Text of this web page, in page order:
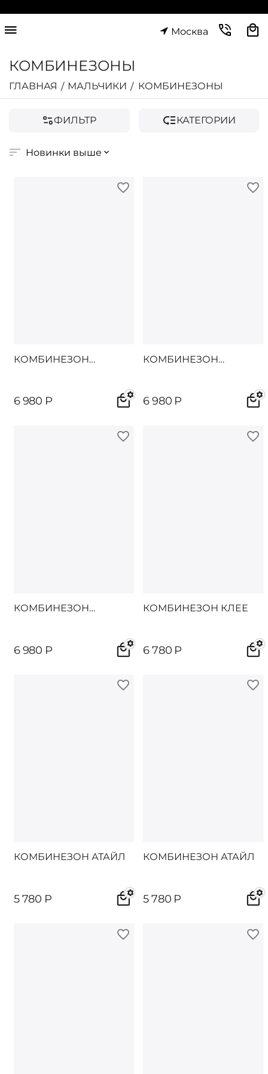
Москва
КОМБИНЕЗОНЫ
ГЛАВНАЯ / МАЛЬЧИКИ / КОМБИНЕЗОНЫ
ФИЛЬТР КАТЕГОРИИ
Новинки выше
КОМБИНЕЗОН
6 980 Р
КОМБИНЕЗОН
6 980 Р
КОМБИНЕЗОН
6 980 Р
КОМБИНЕЗОН КЛЕЕ
6 780 Р
КОМБИНЕЗОН АТАЙЛ
5 780 Р
КОМБИНЕЗОН АТАЙЛ
5 780 Р